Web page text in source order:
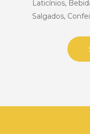
Laticínios,
Salgados,